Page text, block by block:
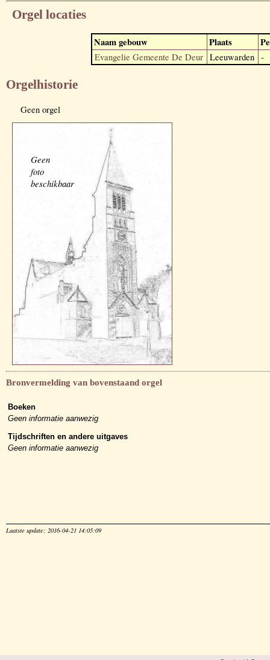
Orgel locaties
Naam gebouw Plaats
Evangelie Gemeente De Deur Leeuwarden -
Orgelhistorie
Geen orgel
Geen
foto
beschikbaar
Bronvermelding van bovenstaand orgel
Boeken
Geen informatie aanwezig
Tijdschriften en andere uitgaves
Geen informatie aanwezig
Laatste update: 2016-04-21 14:05:09